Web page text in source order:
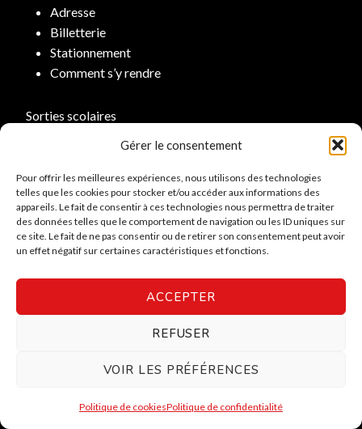
Gérer le consentement
Pour offrir les meilleures expériences, nous utilisons des technologies
telles que les cookies pour stocker et/ou accéder aux informations des
appareils. Le fait de consentir à ces technologies nous permettra de traiter
des données telles que le comportement de navigation ou les ID uniques sur
ce site. Le fait de ne pas consentir ou de retirer son consentement peut avoir
un effet négatif sur certaines caractéristiques et fonctions.
ACCEPTER
REFUSER
VOIR LES PRÉFÉRENCES
Politique de cookiesPolitique de confidentialité
Adresse
Billetterie
Stationnement
Comment s’y rendre
Sorties scolaires
Médiations culturelles
Résidences d’artistes
Location de salle